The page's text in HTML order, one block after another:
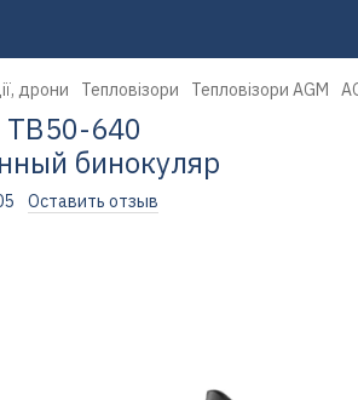
дрони Тепловізори Тепловізори AGM
TB50-640
бинокуляр
Оставить отзыв